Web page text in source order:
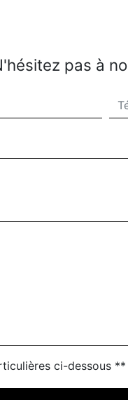
pas à
ci-dessous **